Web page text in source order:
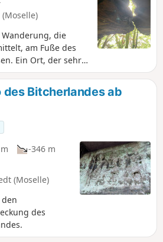
wandern.
die
am Fuße des
Ein Ort, der sehr
eine schöne
vielen Tischen, an
der Bäume
des Bitcherlandes ab
-346 m
(Moselle)
des